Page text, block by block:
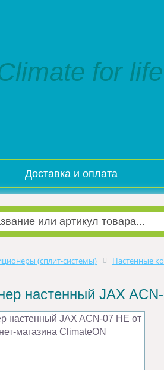
for life
Доставка и оплата
(сплит-системы) Настенные
настенный JAX